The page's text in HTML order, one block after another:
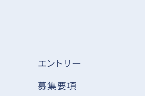
エントリー
募集要項